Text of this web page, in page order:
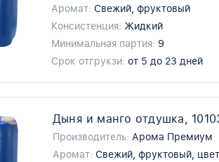
Аромат: Свежий, фруктовый
Консистенция: Жидкий
Минимальная партия: 9
Срок отгрукзи: от 5 до 23 дней
Дыня и манго отдушка,
Производитель: Арома Премиум
Аромат: Свежий, фруктовый,